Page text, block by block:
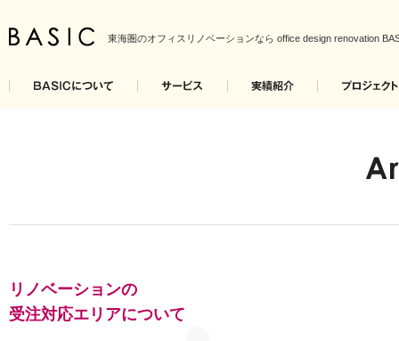
東海圏のオフィスリノベーションなら office design renovation
リノベーションの
受注対応エリアについて